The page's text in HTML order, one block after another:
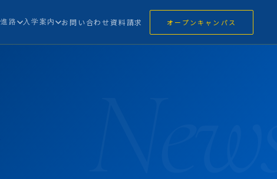
進路 入学案内 お問い合わせ資料請求 オープンキャンパス